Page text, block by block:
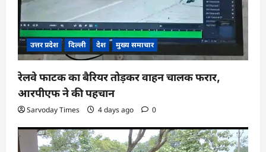
उत्तर प्रदेश दिल्ली देश मुख्य समाचार
रेलवे फाटक का बैरियर तोड़कर वाहन चालक फरार,
आरपीएफ ने की पहचान
Sarvoday Times 4 days ago 0